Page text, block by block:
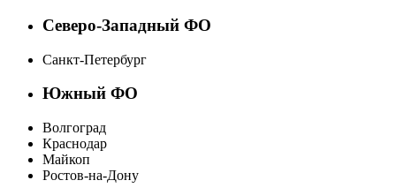
Северо-Западный ФО
Санкт-Петербург
Южный ФО
Волгоград
Краснодар
Майкоп
Ростов-на-Дону